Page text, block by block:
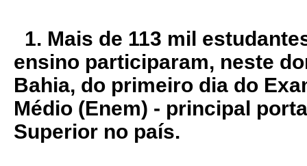
1. Mais de 113 mil
ensino participaram, neste
Bahia, do primeiro dia do
Médio (Enem) - principal
Superior no país.